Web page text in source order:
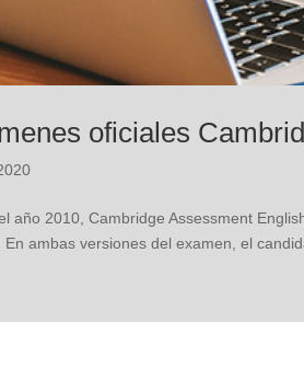
oficiales
año 2010, Cambridge Assessment
En ambas versiones del examen, el